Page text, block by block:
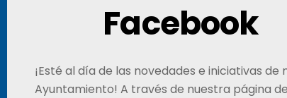
Facebook
¡Esté al día de las novedades e iniciativas de
Ayuntamiento! A través de nuestra página de